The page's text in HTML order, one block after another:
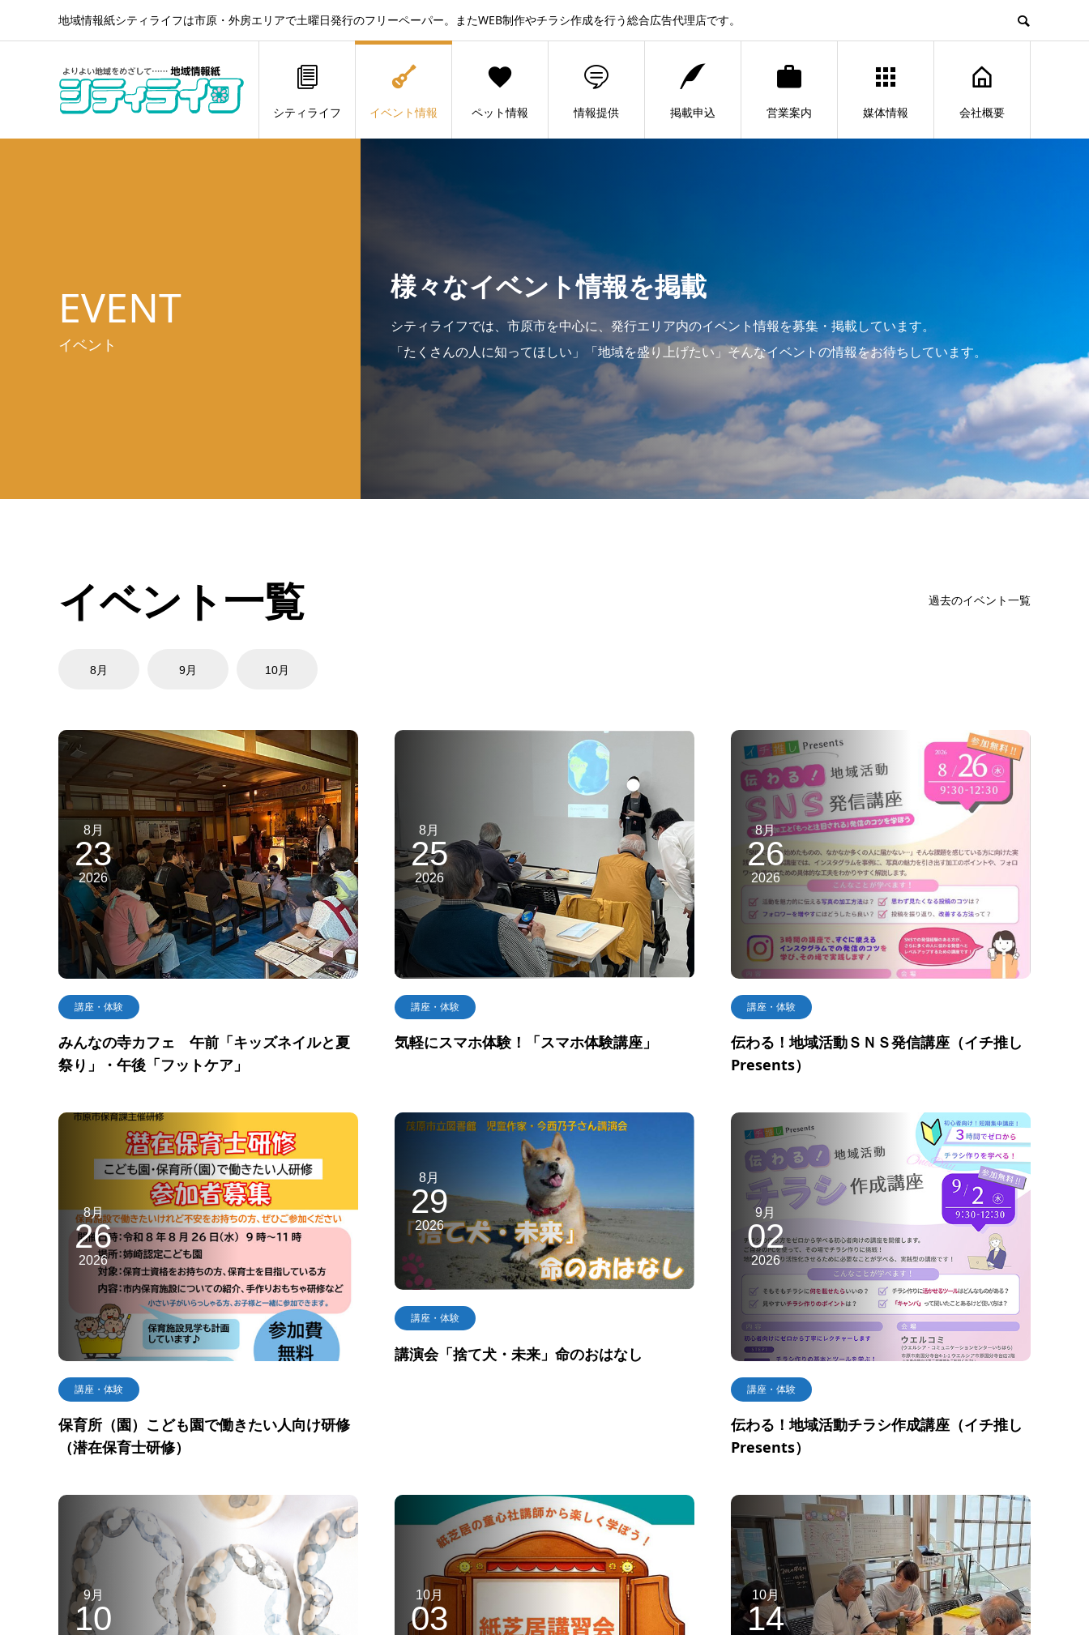
地域情報紙シティライフは市原・外房エリアで土曜日発行のフリーペーパー。またWEB制作やチラシ作成を行う総合広告代理店です。
シティライフ イベント情報 ペット情報 情報提供 掲載申込 営業案内 媒体情報 会社概要
EVENT
イベント
様々なイベント情報を掲載
シティライフでは、市原市を中心に、発行エリア内のイベント情報を募集・掲載しています。
「たくさんの人に知ってほしい」「地域を盛り上げたい」そんなイベントの情報をお待ちしています。
イベント一覧
8月 9月 10月
8月
23
2026
講座・体験
みんなの寺カフェ 午前「キッズネイルと夏
祭り」・午後「フットケア」
8月
25
2026
講座・体験
気軽にスマホ体験！「スマホ体験講座」
8月
26
2026
講座・体験
伝わる！地域活動ＳＮＳ発信講座（イチ推し
Presents）
8月
26
2026
講座・体験
保育所（園）こども園で働きたい人向け研修
（潜在保育士研修）
8月
29
2026
講座・体験
講演会「捨て犬・未来」命のおはなし
9月
02
2026
講座・体験
伝わる！地域活動チラシ作成講座（イチ推し
Presents）
9月
10
10月
03
10月
14
過去のイベント一覧